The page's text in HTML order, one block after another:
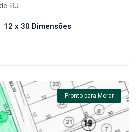
RJ
12 x 30 Dimensões
Pronto para Morar